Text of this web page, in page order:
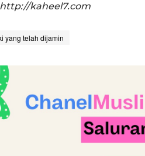
kaheel7.com
yang telah dijamin